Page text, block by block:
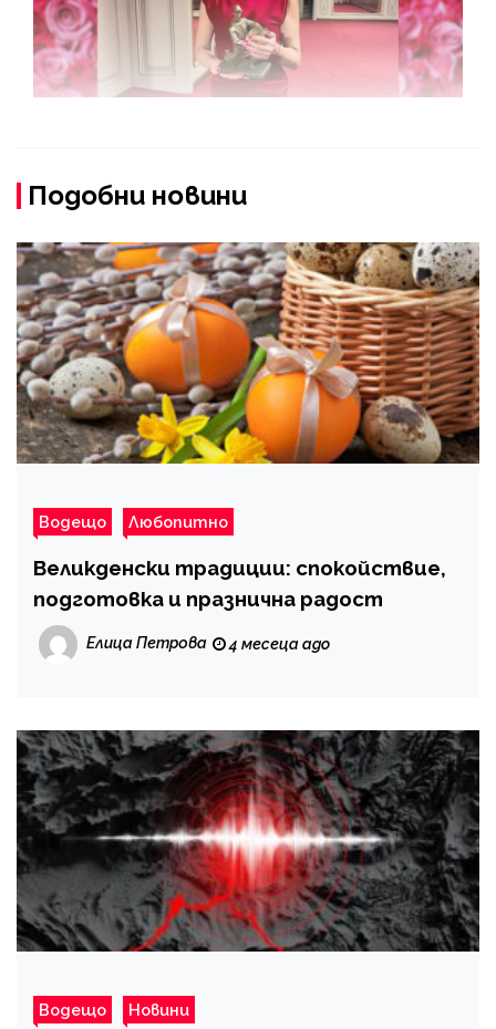
Подобни новини
Водещо Любопитно
Великденски традиции: спокойствие,
подготовка и празнична радост
Елица Петрова 4 месеца ago
Водещо Новини